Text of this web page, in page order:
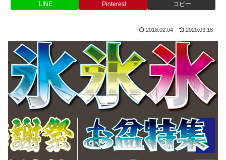
LINE Pinterest コピー
2018.02.04 2020.03.18